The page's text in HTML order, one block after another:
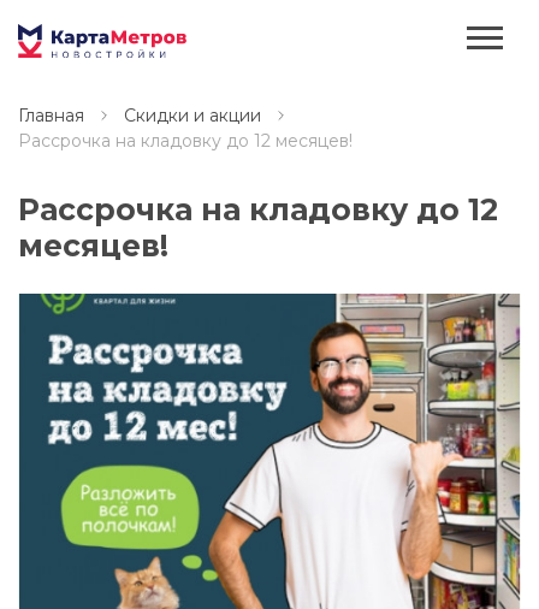
Главная
Скидки и акции
Рассрочка на кладовку до 12 месяцев!
Рассрочка на кладовку до 12
месяцев!